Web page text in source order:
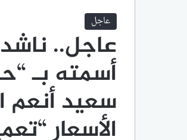
عاجل
عاجل..
أسمته بـ
سعيد أنعم
الأسعار